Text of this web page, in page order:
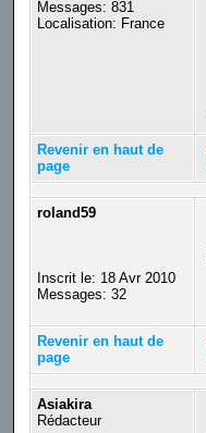
Messages: 831
Localisation: France
Revenir en haut de
page
roland59
Inscrit le: 18 Avr 2010
Messages: 32
Revenir en haut de
page
Asiakira
Rédacteur